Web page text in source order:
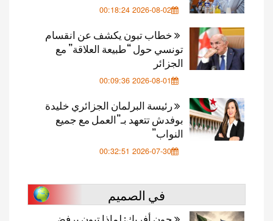
2026-08-02 00:18:24
خطاب تبون يكشف عن انقسام
تونسي حول “طبيعة العلاقة” مع
الجزائر
2026-08-01 00:09:36
رئيسة البرلمان الجزائري خليدة
بوفدش تتعهد بـ”العمل مع جميع
النواب”
2026-07-30 00:32:51
في الصميم